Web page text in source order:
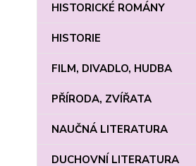
HISTORICKÉ ROMÁNY
HISTORIE
FILM, DIVADLO, HUDBA
PŘÍRODA, ZVÍŘATA
NAUČNÁ LITERATURA
DUCHOVNÍ LITERATURA